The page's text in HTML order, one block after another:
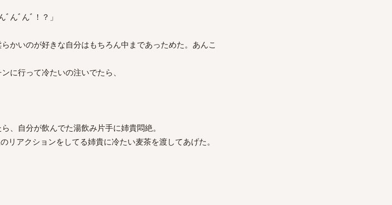
ﾞんﾞんﾞ！？」
かいのが好きな自分はもちろん中まであっためた。あんこ
に行って冷たいの注いでたら、
、自分が飲んでた湯飲み片手に姉貴悶絶。
アクションをしてる姉貴に冷たい麦茶を渡してあげた。